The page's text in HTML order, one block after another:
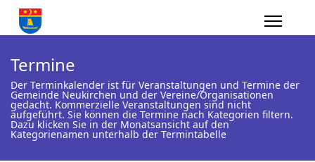
Termine
Der Terminkalender ist für Veranstaltungen und Termine der
Gemeinde Neukirchen und der Vereine/Organisationen
gedacht. Kommerzielle Veranstaltungen sind nicht
aufgeführt. Sie können die Termine nach Kategorien filtern.
Dazu klicken Sie in der Monatsansicht auf den
Kategorienamen unterhalb der Termintabelle